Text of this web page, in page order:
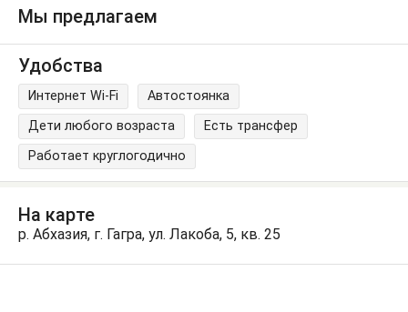
Мы предлагаем
Удобства
Интернет Wi-Fi
Автостоянка
Дети любого возраста
Есть трансфер
Работает круглогодично
На карте
р. Абхазия, г. Гагра, ул. Лакоба, 5, кв. 25